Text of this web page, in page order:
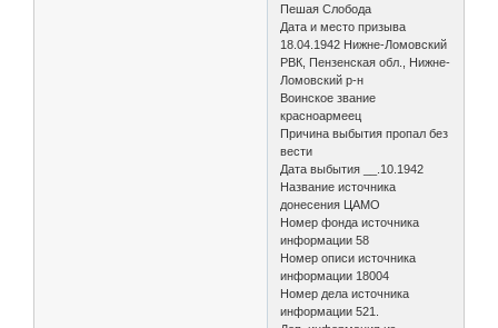
Пешая Слобода
Дата и место призыва
18.04.1942 Нижне-Ломовский
РВК, Пензенская обл., Нижне-
Ломовский р-н
Воинское звание
красноармеец
Причина выбытия пропал без
вести
Дата выбытия __.10.1942
Название источника
донесения ЦАМО
Номер фонда источника
информации 58
Номер описи источника
информации 18004
Номер дела источника
информации 521.